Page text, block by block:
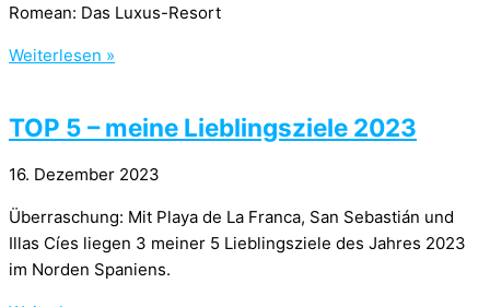
Romean: Das Luxus-Resort
Weiterlesen »
TOP 5 – meine Lieblingsziele 2023
16. Dezember 2023
Überraschung: Mit Playa de La Franca, San Sebastián und
Illas Cíes liegen 3 meiner 5 Lieblingsziele des Jahres 2023
im Norden Spaniens.